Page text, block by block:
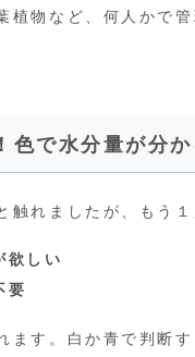
植物など、何人かで
色で水分量が分か
触れましたが、もう１
欲しい
要
ます。白か青で判断す